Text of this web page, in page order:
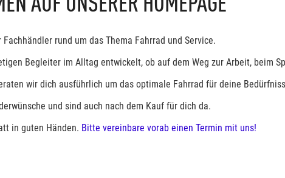
rund um das Thema Fahrrad und Service.
Begleiter im Alltag entwickelt, ob auf dem Weg zur Arbeit, beim
wir dich ausführlich um das optimale Fahrrad für deine
und sind auch nach dem Kauf für dich da.
in guten Händen. Bitte vereinbare vorab einen Termin mit uns!